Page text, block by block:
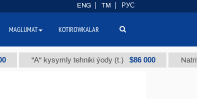
"А" kysymly tehniki ýody (t.) $86 000
ENG TM РУС
MAGLUMAT KOTIROWKALAR